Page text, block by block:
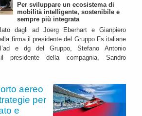
Per sviluppare un ecosistema di
mobilità intelligente, sostenibile e
sempre più integrata
dagli ad Joerg Eberhart e Gianpiero
firma il presidente del Gruppo Fs italiane
e dg del Gruppo, Stefano Antonio
presidente della compagnia, Sandro
aereo
per
e